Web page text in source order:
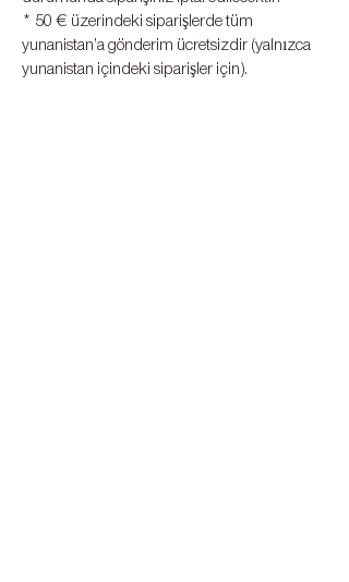
* 50 € üzerindeki siparişlerde tüm
yunanistan’a gönderim ücretsizdir (yalnızca
yunanistan içindeki siparişler için).